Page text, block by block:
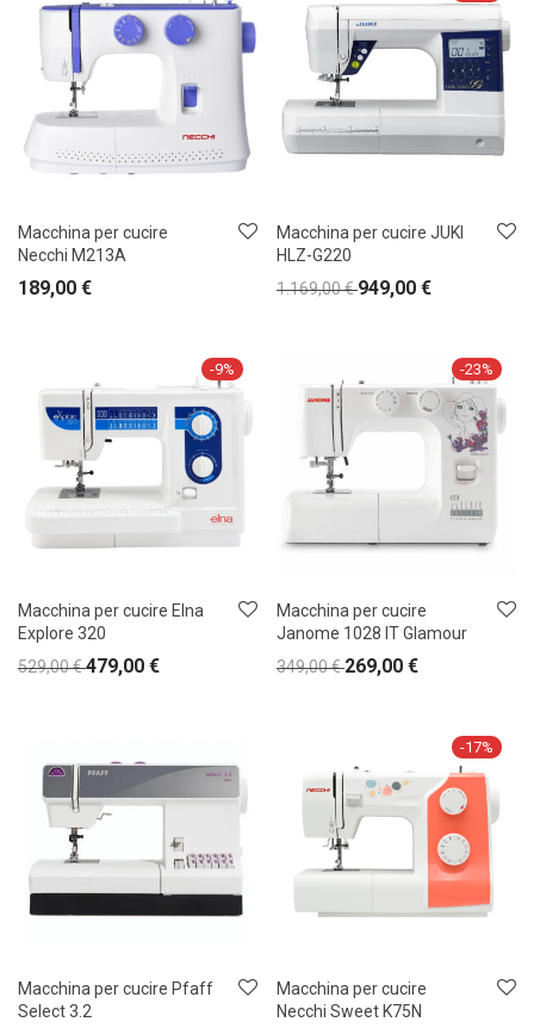
Macchina per cucire
Necchi M213A
189,00 €
Macchina per cucire JUKI
HLZ-G220
1.169,00€ 949,00 €
-9%
Macchina per cucire Elna
Explore 320
529,00€479,00 €
-23%
Macchina per cucire
Janome 1028 IT Glamour
349,00€ 269,00 €
Macchina per cucire Pfaff
Select 3.2
-17%
Macchina per cucire
Necchi Sweet K75N